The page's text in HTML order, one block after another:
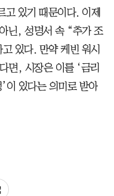
고 있기 때문이다. 이제
닌, 성명서 속 “추가 조
있다. 만약 케빈 워시
면, 시장은 이를 ‘금리
이 있다는 의미로 받아